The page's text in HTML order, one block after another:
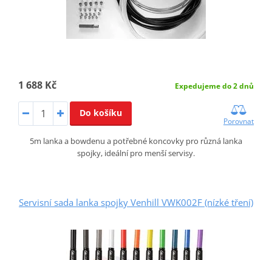
1 688 Kč Expedujeme do 2 dnů
Do košíku
Porovnat
5m lanka a bowdenu a potřebné koncovky pro různá lanka
spojky, ideální pro menší servisy.
Servisní sada lanka spojky Venhill VWK002F (nízké tření)